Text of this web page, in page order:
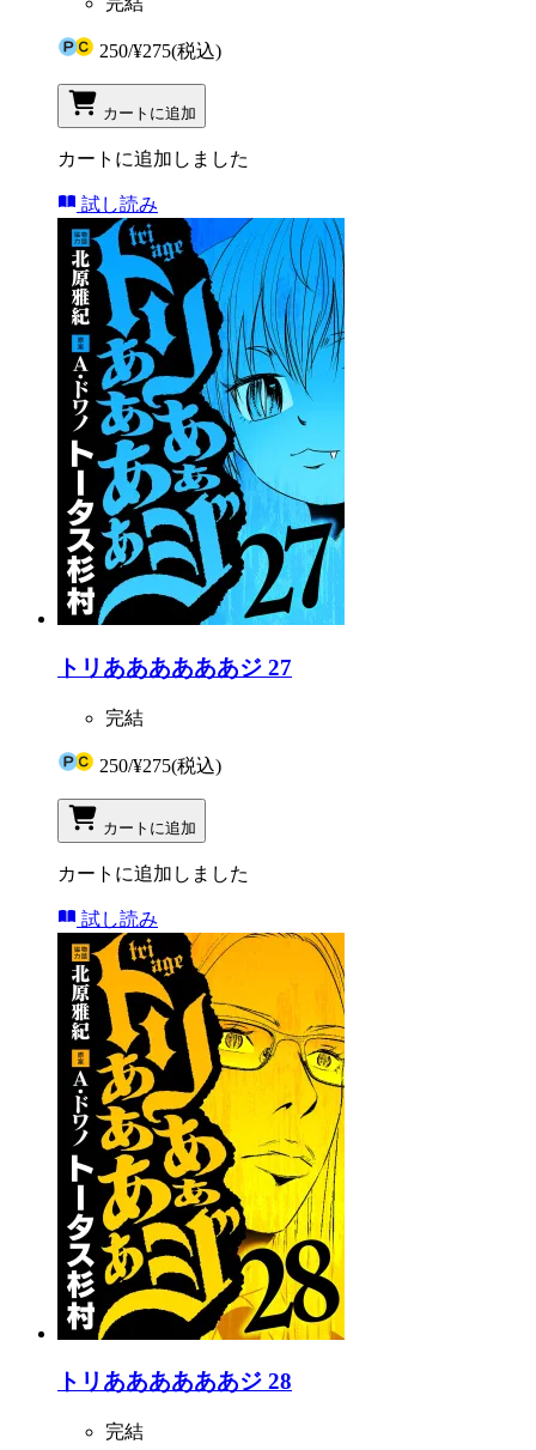
250/¥275(税込)
カートに追加
カートに追加しました
試し読み
トリああああああジ 27
完結
250/¥275(税込)
カートに追加
カートに追加しました
試し読み
トリああああああジ 28
完結